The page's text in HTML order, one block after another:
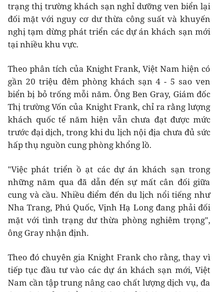
trạng thị trường khách sạn nghỉ dưỡng ven biển lại
đối mặt với nguy cơ dư thừa công suất và khuyến
nghị tạm dừng phát triển các dự án khách sạn mới
tại nhiều khu vực.
Theo phân tích của Knight Frank, Việt Nam hiện có
gần 20 triệu đêm phòng khách sạn 4 - 5 sao ven
biển bị bỏ trống mỗi năm. Ông Ben Gray, Giám đốc
Thị trường Vốn của Knight Frank, chỉ ra rằng lượng
khách quốc tế năm hiện vẫn chưa đạt được mức
trước đại dịch, trong khi du lịch nội địa chưa đủ sức
hấp thụ nguồn cung phòng khổng lồ.
"Việc phát triển ồ ạt các dự án khách sạn trong
những năm qua đã dẫn đến sự mất cân đối giữa
cung và cầu. Nhiều điểm đến du lịch nổi tiếng như
Nha Trang, Phú Quốc, Vịnh Hạ Long đang phải đối
mặt với tình trạng dư thừa phòng nghiêm trọng",
ông Gray nhận định.
Theo đó chuyên gia Knight Frank cho rằng, thay vì
tiếp tục đầu tư vào các dự án khách sạn mới, Việt
Nam cần tập trung nâng cao chất lượng dịch vụ, đa